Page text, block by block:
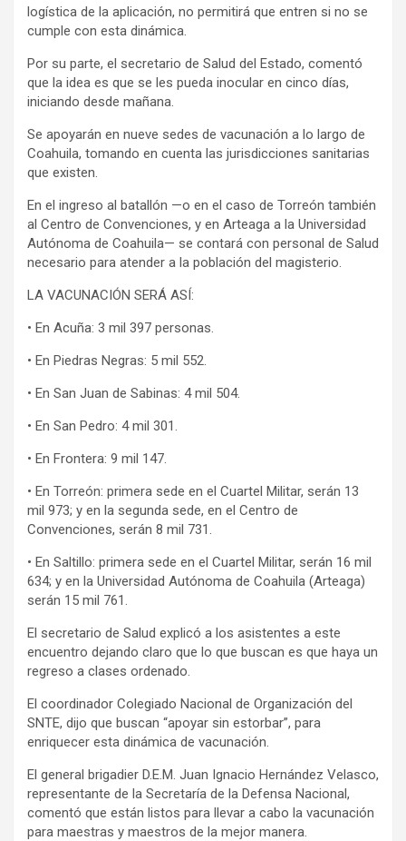
logística de la aplicación, no permitirá que entren si no se
cumple con esta dinámica.
Por su parte, el secretario de Salud del Estado, comentó
que la idea es que se les pueda inocular en cinco días,
iniciando desde mañana.
Se apoyarán en nueve sedes de vacunación a lo largo de
Coahuila, tomando en cuenta las jurisdicciones sanitarias
que existen.
En el ingreso al batallón —o en el caso de Torreón también
al Centro de Convenciones, y en Arteaga a la Universidad
Autónoma de Coahuila— se contará con personal de Salud
necesario para atender a la población del magisterio.
LA VACUNACIÓN SERÁ ASÍ:
• En Acuña: 3 mil 397 personas.
• En Piedras Negras: 5 mil 552.
• En San Juan de Sabinas: 4 mil 504.
• En San Pedro: 4 mil 301.
• En Frontera: 9 mil 147.
• En Torreón: primera sede en el Cuartel Militar, serán 13
mil 973; y en la segunda sede, en el Centro de
Convenciones, serán 8 mil 731.
• En Saltillo: primera sede en el Cuartel Militar, serán 16 mil
634; y en la Universidad Autónoma de Coahuila (Arteaga)
serán 15 mil 761.
El secretario de Salud explicó a los asistentes a este
encuentro dejando claro que lo que buscan es que haya un
regreso a clases ordenado.
El coordinador Colegiado Nacional de Organización del
SNTE, dijo que buscan “apoyar sin estorbar”, para
enriquecer esta dinámica de vacunación.
El general brigadier D.E.M. Juan Ignacio Hernández Velasco,
representante de la Secretaría de la Defensa Nacional,
comentó que están listos para llevar a cabo la vacunación
para maestras y maestros de la mejor manera.